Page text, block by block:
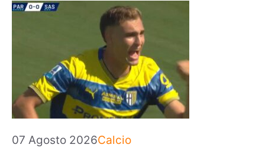
07 Agosto 2026Categorie
Calcio